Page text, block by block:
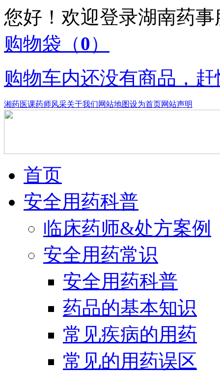
您好！欢迎登录湖南药
购物袋 （0）
购物车内还没有商品，
湘药医课药师风采关于我们网站地图设为首页网站声明
首页
安全用药科普
临床药师&处方案例
安全用药常识
安全用药科普
药品的基本知识
常见疾病的用药
常见的用药误区